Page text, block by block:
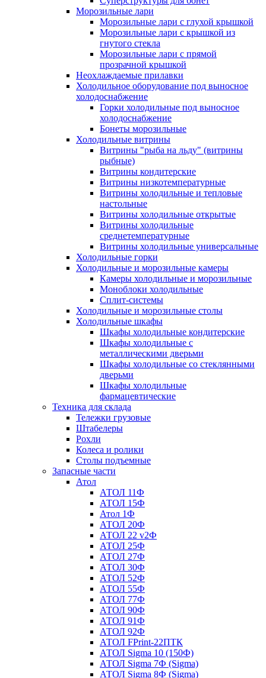
Морозильные лари
Морозильные лари с глухой крышкой
Морозильные лари с крышкой из
гнутого стекла
Морозильные лари с прямой
прозрачной крышкой
Неохлаждаемые прилавки
Холодильное оборудование под выносное
холодоснабжение
Горки холодильные под выносное
холодоснабжение
Бонеты морозильные
Холодильные витрины
Витрины "рыба на льду" (витрины
рыбные)
Витрины кондитерские
Витрины низкотемпературные
Витрины холодильные и тепловые
настольные
Витрины холодильные открытые
Витрины холодильные
среднетемпературные
Витрины холодильные универсальные
Холодильные горки
Холодильные и морозильные камеры
Камеры холодильные и морозильные
Моноблоки холодильные
Сплит-системы
Холодильные и морозильные столы
Холодильные шкафы
Шкафы холодильные кондитерские
Шкафы холодильные с
металлическими дверьми
Шкафы холодильные со стеклянными
дверьми
Шкафы холодильные
фармацевтические
Техника для склада
Тележки грузовые
Штабелеры
Рохли
Колеса и ролики
Столы подъемные
Запасные части
Атол
АТОЛ 11Ф
АТОЛ 15Ф
Атол 1Ф
АТОЛ 20Ф
АТОЛ 22 v2Ф
АТОЛ 25Ф
АТОЛ 27Ф
АТОЛ 30Ф
АТОЛ 52Ф
АТОЛ 55Ф
АТОЛ 77Ф
АТОЛ 90Ф
АТОЛ 91Ф
АТОЛ 92Ф
АТОЛ FPrint-22ПТК
АТОЛ Sigma 10 (150Ф)
АТОЛ Sigma 7Ф (Sigma)
АТОЛ Sigma 8Ф (Sigma)